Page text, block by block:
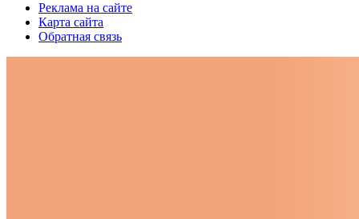
Реклама на сайте
Карта сайта
Обратная связь